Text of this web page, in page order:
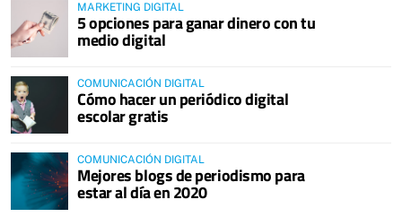
MARKETING DIGITAL
5 opciones para ganar dinero con tu
medio digital
COMUNICACIÓN DIGITAL
Cómo hacer un periódico digital
escolar gratis
COMUNICACIÓN DIGITAL
Mejores blogs de periodismo para
estar al día en 2020